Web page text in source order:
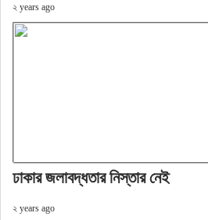
২ years ago
ঢাকার জলাবদ্ধতার নিস্তার নেই
২ years ago